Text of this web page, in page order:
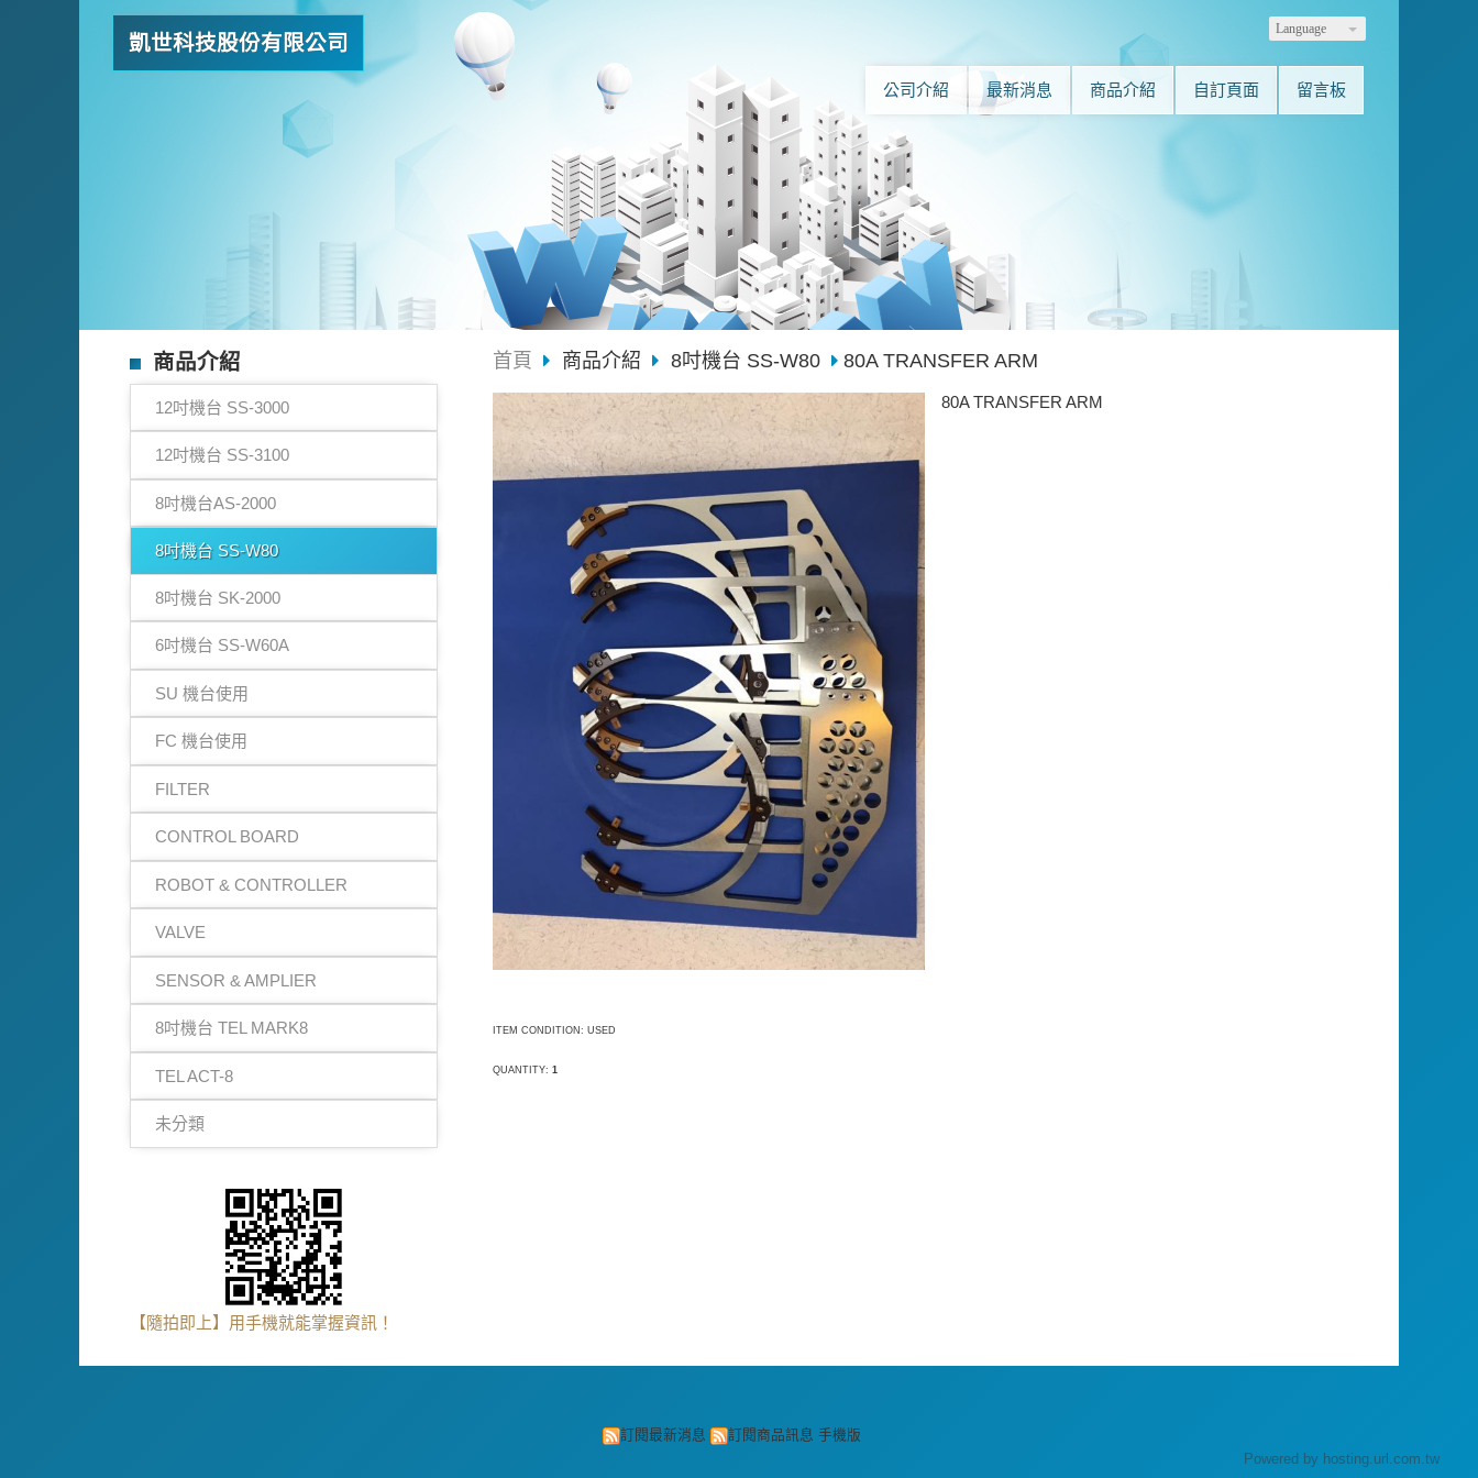
Language
凱世科技股份有限公司
公司介紹 最新消息 商品介紹 自訂頁面 留言板
商品介紹
12吋機台 SS-3000
12吋機台 SS-3100
8吋機台AS-2000
8吋機台 SS-W80
8吋機台 SK-2000
6吋機台 SS-W60A
SU 機台使用
FC 機台使用
FILTER
CONTROL BOARD
ROBOT & CONTROLLER
VALVE
SENSOR & AMPLIER
8吋機台 TEL MARK8
TEL ACT-8
未分類
【隨拍即上】用手機就能掌握資訊！
首頁 商品介紹 8吋機台 SS-W80 80A TRANSFER ARM
80A TRANSFER ARM
ITEM CONDITION: USED
QUANTITY: 1
訂閱最新消息 訂閱商品訊息 手機版
Powered by hosting.url.com.tw